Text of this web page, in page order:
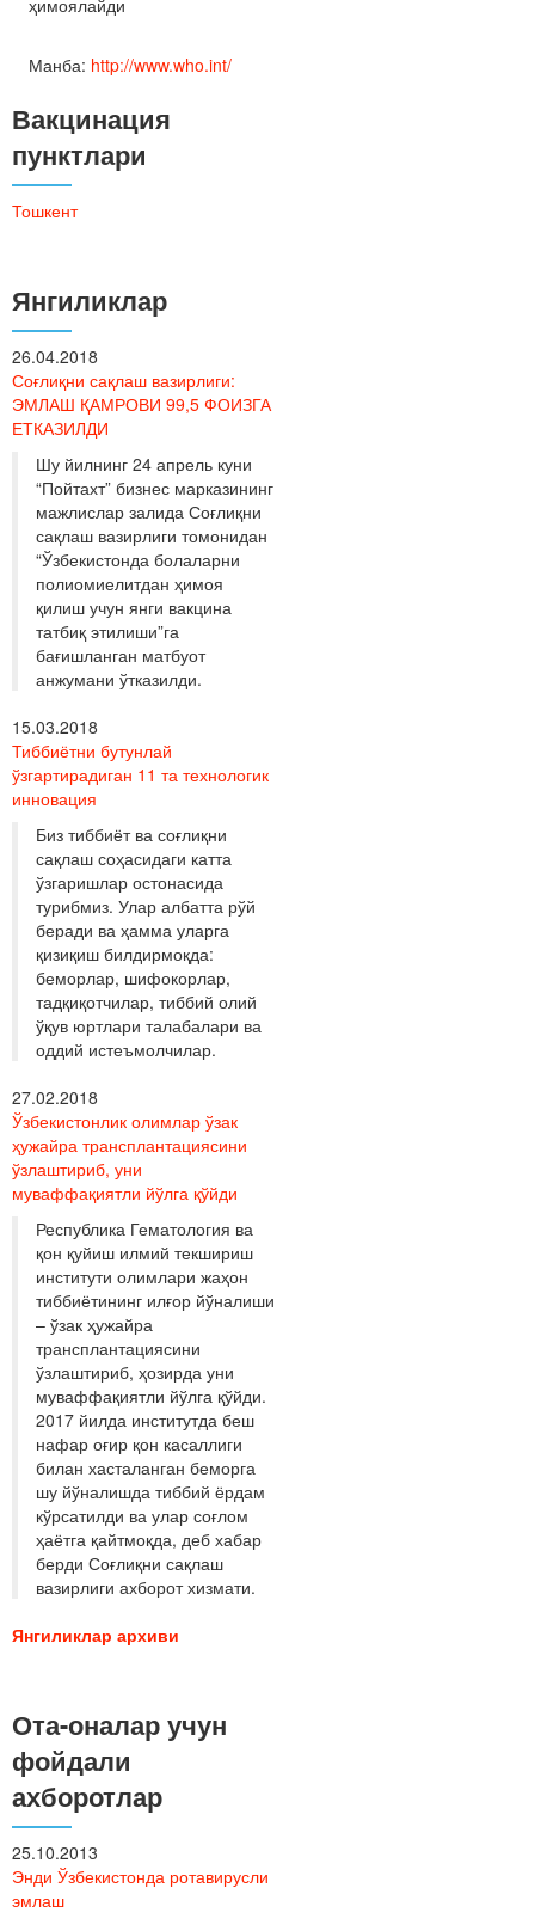
Манба: http://www.who.int/
Вакцинация
пунктлари
Тошкент
Янгиликлар
26.04.2018
Соғлиқни сақлаш вазирлиги:
ЭМЛАШ ҚАМРОВИ 99,5 ФОИЗГА
ЕТКАЗИЛДИ
Шу йилнинг 24 апрель куни
“Пойтахт” бизнес марказининг
мажлислар залида Соғлиқни
сақлаш вазирлиги томонидан
“Ўзбекистонда болаларни
полиомиелитдан ҳимоя
қилиш учун янги вакцина
татбиқ этилиши”га
бағишланган матбуот
анжумани ўтказилди.
15.03.2018
Тиббиётни бутунлай
ўзгартирадиган 11 та технологик
инновация
Биз тиббиёт ва соғлиқни
сақлаш соҳасидаги катта
ўзгаришлар остонасида
турибмиз. Улар албатта рўй
беради ва ҳамма уларга
қизиқиш билдирмоқда:
беморлар, шифокорлар,
тадқиқотчилар, тиббий олий
ўқув юртлари талабалари ва
оддий истеъмолчилар.
27.02.2018
Ўзбекистонлик олимлар ўзак
ҳужайра трансплантациясини
ўзлаштириб, уни
муваффақиятли йўлга қўйди
Республика Гематология ва
қон қуйиш илмий текшириш
институти олимлари жаҳон
тиббиётининг илғор йўналиши
– ўзак ҳужайра
трансплантациясини
ўзлаштириб, ҳозирда уни
муваффақиятли йўлга қўйди.
2017 йилда институтда беш
нафар оғир қон касаллиги
билан хасталанган беморга
шу йўналишда тиббий ёрдам
кўрсатилди ва улар соғлом
ҳаётга қайтмоқда, деб хабар
берди Соғлиқни сақлаш
вазирлиги ахборот хизмати.
Янгиликлар архиви
Ота-оналар учун
фойдали
ахборотлар
25.10.2013
Энди Ўзбекистонда ротавирусли
эмлаш